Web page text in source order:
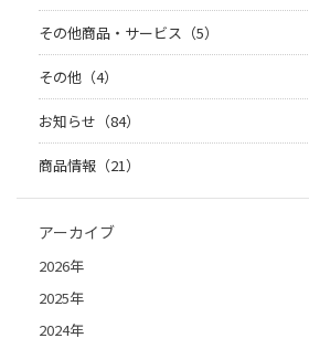
その他商品・サービス（5）
その他（4）
お知らせ（84）
商品情報（21）
アーカイブ
2026年
2025年
2024年